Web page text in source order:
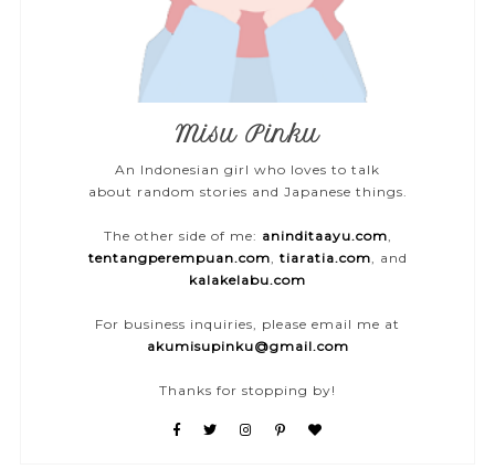
Misu Pinku
An Indonesian girl who loves to talk
about random stories and Japanese things.
The other side of me: aninditaayu.com,
tentangperempuan.com, tiaratia.com, and
kalakelabu.com
For business inquiries, please email me at
akumisupinku@gmail.com
Thanks for stopping by!